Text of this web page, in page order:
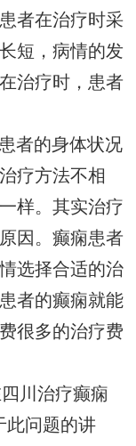
者在治疗时采
短，病情的发
治疗时，患者
者的身体状况
疗方法不相
样。其实治疗
因。癫痫患者
选择合适的治
者的癫痫就能
很多的治疗费
川治疗癫痫
此问题的讲